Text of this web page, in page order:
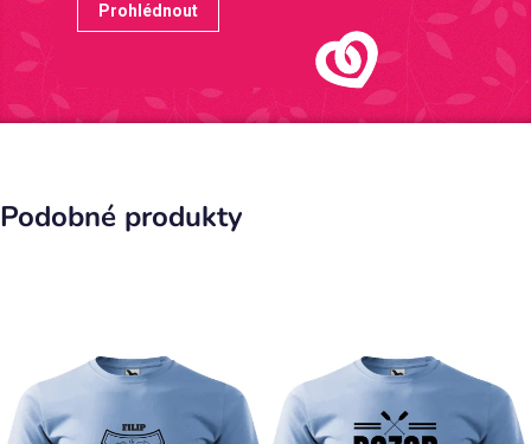
Prohlédnout
Podobné produkty